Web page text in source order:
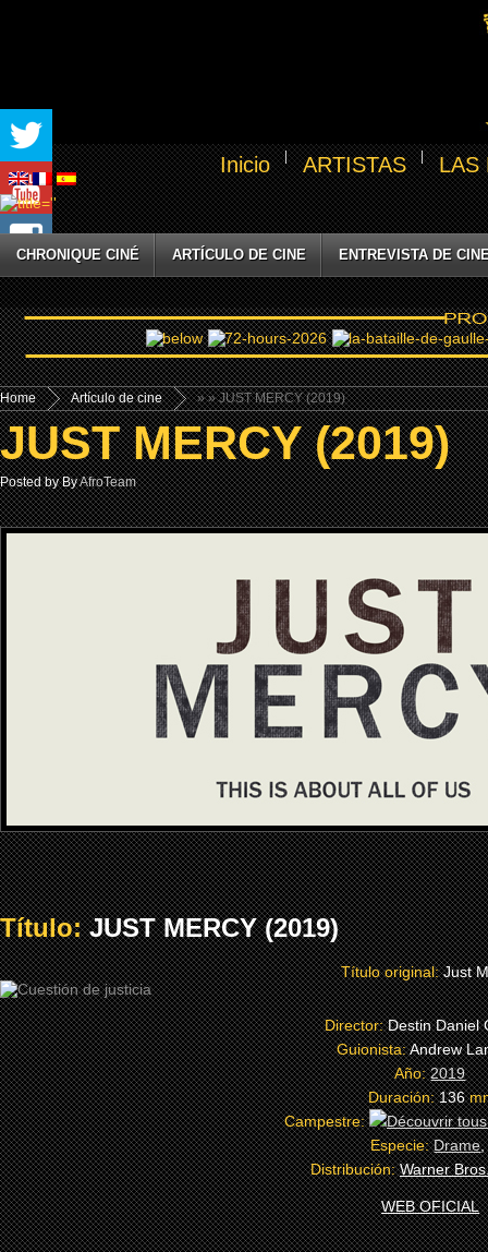
Inicio ARTISTAS LAS
CHRONIQUE CINÉ ARTÍCULO DE CINE ENTREVISTA DE
Home »
Artículo de cine » JUST MERCY (2019)
JUST MERCY (2019)
Posted by ByAfroTeam
Título:JUST MERCY (2019)
Título original:Just
Director:Destin Daniel
Guionista:Andrew
Año:2019
Duración:136
Campestre:
Especie:Drame
Distribución:Warner
WEB OFICIAL